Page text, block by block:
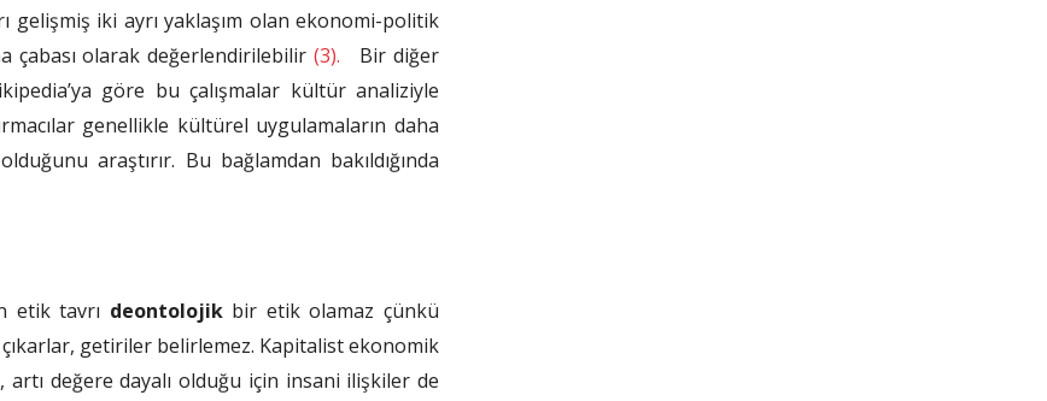
gelişmiş iki ayrı yaklaşım olan ekonomi-politik
çabası olarak değerlendirilebilir (3). Bir diğer
göre bu çalışmalar kültür analiziyle
genellikle kültürel uygulamaların daha
araştırır. Bu bağlamdan bakıldığında
etik tavrı deontolojikbir etik olamaz çünkü
getiriler belirlemez. Kapitalist ekonomik
değere dayalı olduğu için insani ilişkiler de